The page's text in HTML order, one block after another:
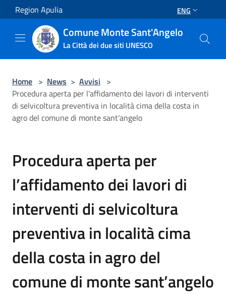
Salta al contenuto principale
Region Apulia ENG
Comune Monte Sant'Angelo
La Città dei due siti UNESCO
Home > News > Avvisi >
Procedura aperta per l’affidamento dei lavori di interventi
di selvicoltura preventiva in località cima della costa in
agro del comune di monte sant’angelo
Procedura aperta per
l’affidamento dei lavori di
interventi di selvicoltura
preventiva in località cima
della costa in agro del
comune di monte sant’angelo